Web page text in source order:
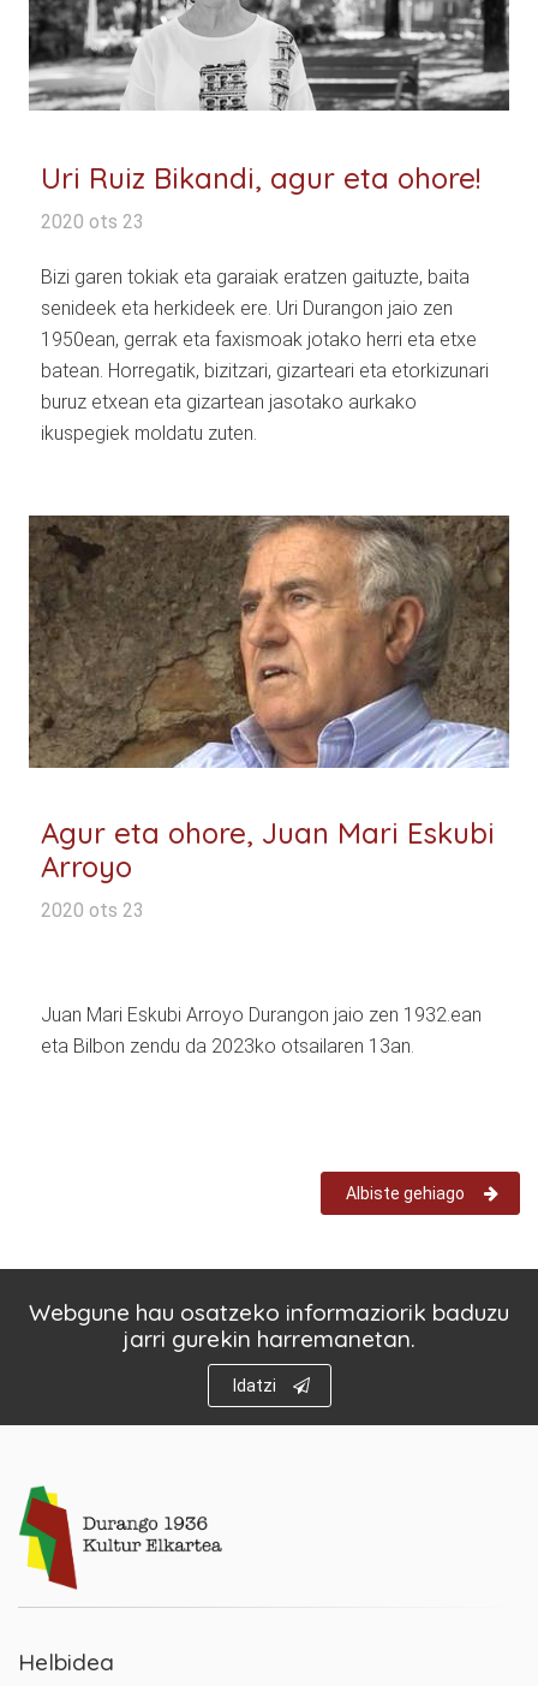
Uri Ruiz Bikandi, agur eta ohore!
2020 ots 23
Bizi garen tokiak eta garaiak eratzen gaituzte, baita
senideek eta herkideek ere. Uri Durangon jaio zen
1950ean, gerrak eta faxismoak jotako herri eta etxe
batean. Horregatik, bizitzari, gizarteari eta etorkizunari
buruz etxean eta gizartean jasotako aurkako
ikuspegiek moldatu zuten.
Agur eta ohore, Juan Mari Eskubi
Arroyo
2020 ots 23
Juan Mari Eskubi Arroyo Durangon jaio zen 1932.ean
eta Bilbon zendu da 2023ko otsailaren 13an.
Albiste gehiago
Webgune hau osatzeko informaziorik baduzu
jarri gurekin harremanetan.
Idatzi
Helbidea